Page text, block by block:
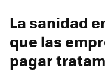
La sanidad
que las
pagar